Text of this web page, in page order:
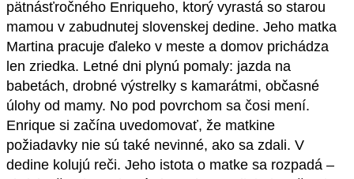
pätnásťročného Enriqueho, ktorý vyrastá so starou
mamou v zabudnutej slovenskej dedine. Jeho matka
Martina pracuje ďaleko v meste a domov prichádza
len zriedka. Letné dni plynú pomaly: jazda na
babetách, drobné výstrelky s kamarátmi, občasné
úlohy od mamy. No pod povrchom sa čosi mení.
Enrique si začína uvedomovať, že matkine
požiadavky nie sú také nevinné, ako sa zdali. V
dedine kolujú reči. Jeho istota o matke sa rozpadá –